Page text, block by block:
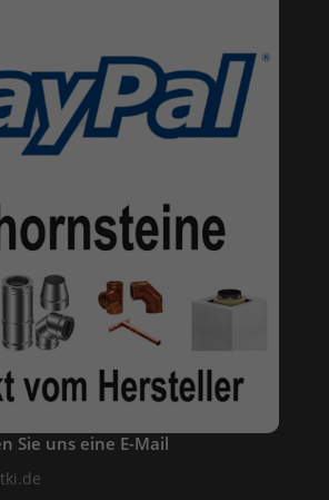
Sie uns eine E-Mail